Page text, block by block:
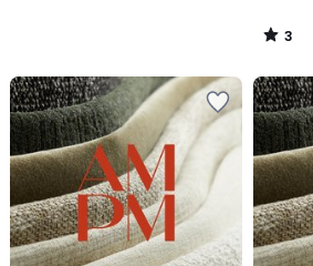
3
/